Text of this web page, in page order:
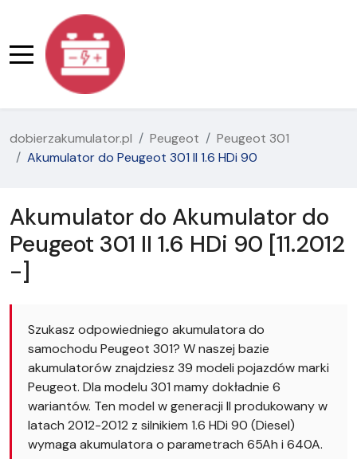
dobierzakumulator.pl Peugeot
Peugeot 301
Akumulator do Peugeot 301 II 1.6 HDi 90
Akumulator do Akumulator do
Peugeot 301 II 1.6 HDi 90 [11.2012
-]
Szukasz odpowiedniego akumulatora do
samochodu Peugeot 301? W naszej bazie
akumulatorów znajdziesz 39 modeli pojazdów marki
Peugeot. Dla modelu 301 mamy dokładnie 6
wariantów. Ten model w generacji II produkowany w
latach 2012-2012 z silnikiem 1.6 HDi 90 (Diesel)
wymaga akumulatora o parametrach 65Ah i 640A.